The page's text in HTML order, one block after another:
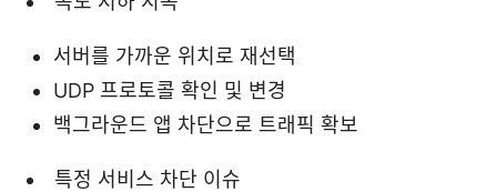
서버를 가까운 위치로 재선택
UDP 프로토콜 확인 및 변경
백그라운드 앱 차단으로 트래픽 확보
특정 서비스 차단 이슈